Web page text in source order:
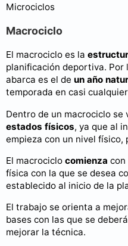
Microciclos
Macrociclo
El macrociclo es la
planificación deportiva. Por
abarca es el de un año
temporada en casi
Dentro de un macrociclo se
estados físicos, ya que al
empieza con un nivel físico,
El macrociclo comienza con
física con la que se desea
establecido al inicio de la
El trabajo se orienta a
bases con las que se
mejorar la técnica.